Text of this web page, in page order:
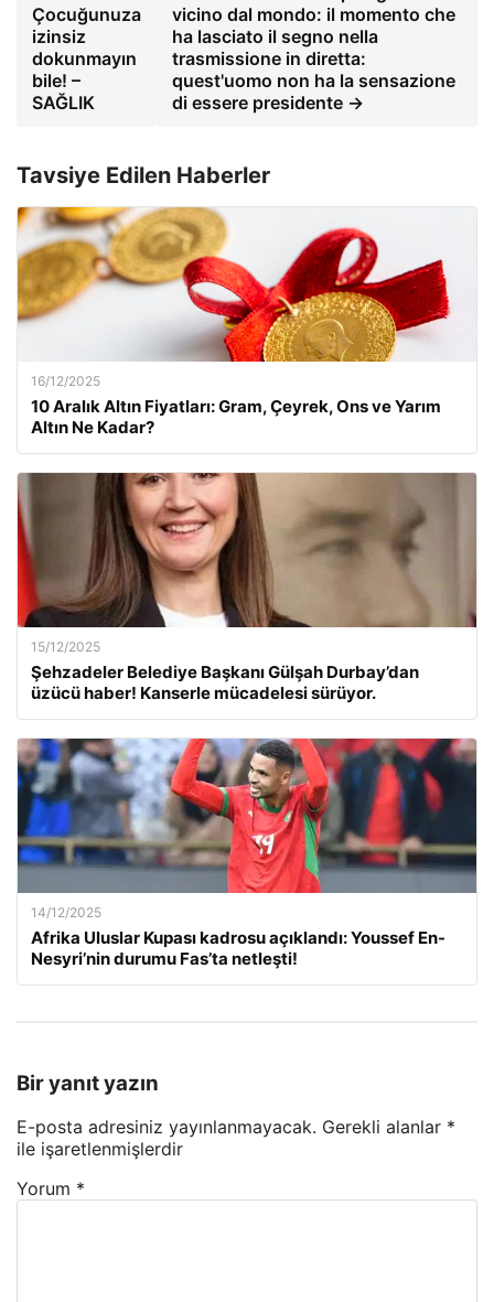
Çocuğunuza
izinsiz
dokunmayın
bile! –
SAĞLIK
vicino dal mondo: il momento che
ha lasciato il segno nella
trasmissione in diretta:
quest'uomo non ha la sensazione
di essere presidente →
Tavsiye Edilen Haberler
16/12/2025
10 Aralık Altın Fiyatları: Gram, Çeyrek, Ons ve Yarım
Altın Ne Kadar?
15/12/2025
Şehzadeler Belediye Başkanı Gülşah Durbay’dan
üzücü haber! Kanserle mücadelesi sürüyor.
14/12/2025
Afrika Uluslar Kupası kadrosu açıklandı: Youssef En-
Nesyri’nin durumu Fas’ta netleşti!
Bir yanıt yazın
E-posta adresiniz yayınlanmayacak. Gerekli alanlar *
ile işaretlenmişlerdir
Yorum *